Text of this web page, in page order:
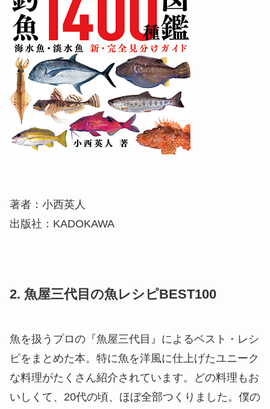
著者：小西英人
出版社：KADOKAWA
2. 魚屋三代目の魚レシピBEST100
魚を扱うプロの『魚屋三代目』によるベスト・レシ
ピをまとめた本。特に魚を洋風に仕上げたユニーク
な料理がたくさん紹介されています。どの料理もお
いしくて、20代の頃、ほぼ全部つくりました。僕の